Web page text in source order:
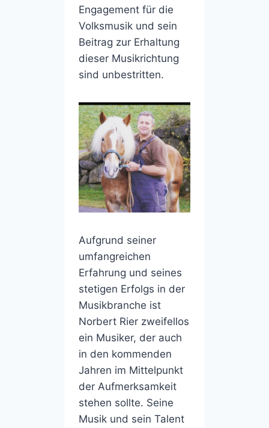
Engagement für die
Volksmusik und sein
Beitrag zur Erhaltung
dieser Musikrichtung
sind unbestritten.
Aufgrund seiner
umfangreichen
Erfahrung und seines
stetigen Erfolgs in der
Musikbranche ist
Norbert Rier zweifellos
ein Musiker, der auch
in den kommenden
Jahren im Mittelpunkt
der Aufmerksamkeit
stehen sollte. Seine
Musik und sein Talent